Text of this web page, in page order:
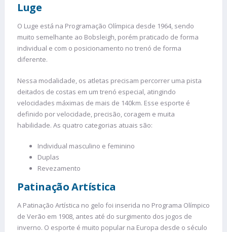
Luge
O Luge está na Programação Olímpica desde 1964, sendo
muito semelhante ao Bobsleigh, porém praticado de forma
individual e com o posicionamento no trenó de forma
diferente.
Nessa modalidade, os atletas precisam percorrer uma pista
deitados de costas em um trenó especial, atingindo
velocidades máximas de mais de 140km. Esse esporte é
definido por velocidade, precisão, coragem e muita
habilidade. As quatro categorias atuais são:
Individual masculino e feminino
Duplas
Revezamento
Patinação Artística
A Patinação Artística no gelo foi inserida no Programa Olímpico
de Verão em 1908, antes até do surgimento dos jogos de
inverno. O esporte é muito popular na Europa desde o século